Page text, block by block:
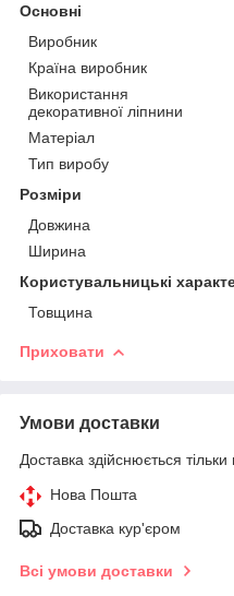
Основні
Виробник
Країна виробник
Використання
декоративної ліпнини
Матеріал
Тип виробу
Розміри
Довжина
Ширина
Користувальницькі
Товщина
Приховати
Умови доставки
Доставка здійснюється
Нова Пошта
Доставка кур'єром
Всі умови доставки